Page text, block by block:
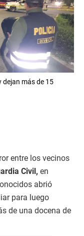
dejan más de 15
entre los vecinos
Civil, en
abrió
para luego
de una docena de